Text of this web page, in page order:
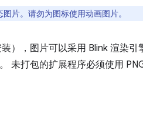
片。请勿为图标使用动画图片。
），图片可以采用 Blink 渲染引
未打包的扩展程序必须使用